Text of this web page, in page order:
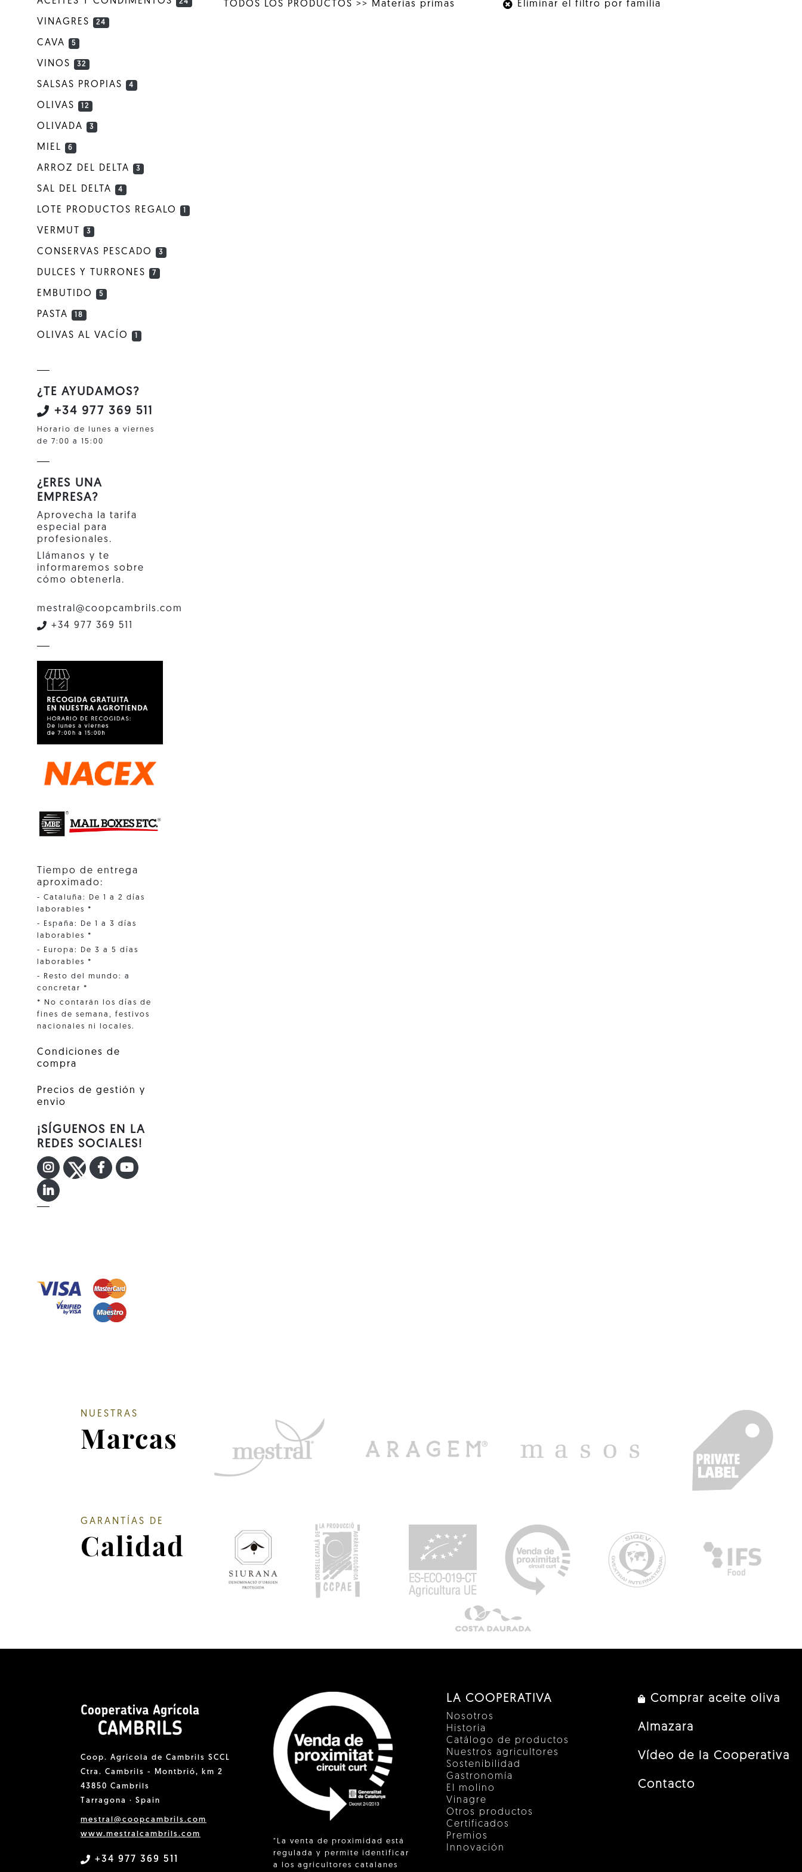
TODOS LOS PRODUCTOS >> Materias primas Eliminar el filtro por familia
24
VINAGRES 24
CAVA 5
VINOS 32
SALSAS PROPIAS 4
OLIVAS 12
OLIVADA 3
MIEL 6
ARROZ DEL DELTA 3
SAL DEL DELTA 4
LOTE PRODUCTOS REGALO 1
VERMUT 3
CONSERVAS PESCADO 3
DULCES Y TURRONES 7
EMBUTIDO 5
PASTA 18
OLIVAS AL VACÍO 1
¿TE AYUDAMOS?
+34 977 369 511
Horario de lunes a viernes
de 7:00 a 15:00
¿ERES UNA
EMPRESA?
Aprovecha la tarifa
especial para
profesionales.
Llámanos y te
informaremos sobre
cómo obtenerla.
mestral@coopcambrils.com
+34 977 369 511
Tiempo de entrega
aproximado:
- Cataluña: De 1 a 2 días
laborables *
- España: De 1 a 3 días
laborables *
- Europa: De 3 a 5 días
laborables *
- Resto del mundo: a
concretar *
* No contarán los días de
fines de semana, festivos
nacionales ni locales.
Condiciones de
compra
Precios de gestión y
envio
¡SÍGUENOS EN LA
REDES SOCIALES!
INSTAGRAM
TWITTER
FACEBOOK F
YOUTUBE
LINKEDIN IN
NUESTRAS
Marcas
GARANTÍAS DE
Calidad
Coop. Agrícola de Cambrils SCCL
Ctra. Cambrils - Montbrió, km 2
43850 Cambrils
Tarragona · Spain
mestral@coopcambrils.com
www.mestralcambrils.com
+34 977 369 511
"La venta de proximidad está
regulada y permite identificar
a los agricultores catalanes
LA COOPERATIVA
Nosotros
Historia
Catálogo de productos
Nuestros agricultores
Sostenibilidad
Gastronomía
El molino
Vinagre
Otros productos
Certificados
Premios
Innovación
Comprar aceite oliva
Almazara
Vídeo de la Cooperativa
Contacto